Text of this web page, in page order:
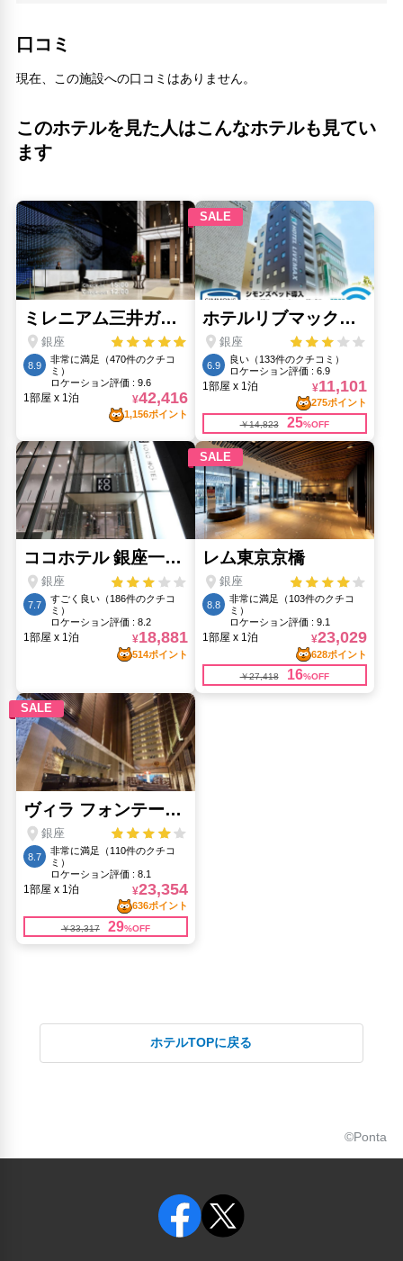
口コミ
現在、この施設への口コミはありません。
このホテルを見た人はこんなホテルも見てい
ます
ホテルTOPに戻る
©Ponta